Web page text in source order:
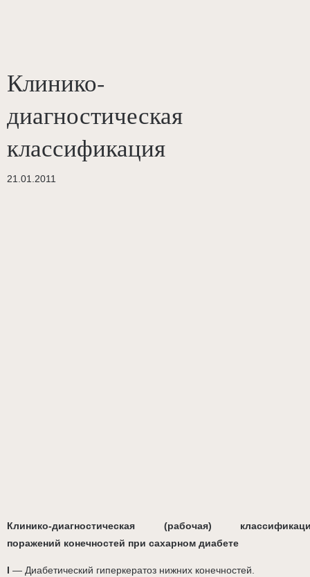
Клинико-
диагностическая
классификация
21.01.2011
Клинико-диагностическая (рабочая)
поражений конечностей при сахарном диабете
I — Диабетический гиперкератоз нижних конечностей.